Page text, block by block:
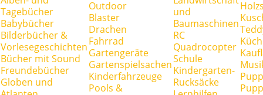
Tagebücher
Babybücher
Bilderbücher &
Vorlesegeschichten
Bücher mit Sound
Freundebücher
Globen und
Outdoor
Blaster
Drachen
Fahrrad
Gartengeräte
Gartenspielsachen
Kinderfahrzeuge
Pools &
und
Baumaschinen
RC
Quadrocopter
Schule
Kindergarten-
Rucksäcke